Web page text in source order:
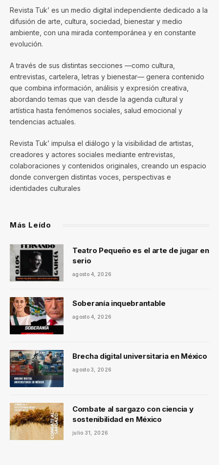
Revista Tuk’ es un medio digital independiente dedicado a la
difusión de arte, cultura, sociedad, bienestar y medio
ambiente, con una mirada contemporánea y en constante
evolución.
A través de sus distintas secciones —como cultura,
entrevistas, cartelera, letras y bienestar— genera contenido
que combina información, análisis y expresión creativa,
abordando temas que van desde la agenda cultural y
artística hasta fenómenos sociales, salud emocional y
tendencias actuales.
Revista Tuk’ impulsa el diálogo y la visibilidad de artistas,
creadores y actores sociales mediante entrevistas,
colaboraciones y contenidos originales, creando un espacio
donde convergen distintas voces, perspectivas e
identidades culturales
Más Leído
Teatro Pequeño es el arte de jugar en
serio
agosto 4, 2026
Soberanía inquebrantable
agosto 4, 2026
Brecha digital universitaria en México
agosto 3, 2026
Combate al sargazo con ciencia y
sostenibilidad en México
julio 31, 2026